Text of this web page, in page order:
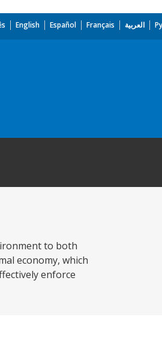
English Español Français العربية
to both
economy, which
enforce